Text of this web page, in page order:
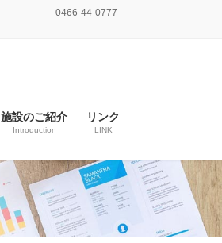
0466-44-0777
施設のご紹介
Introduction
リンク
LINK